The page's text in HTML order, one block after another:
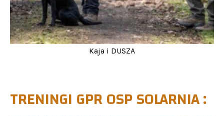
Kaja i DUSZA
TRENINGI GPR OSP SOLARNIA :